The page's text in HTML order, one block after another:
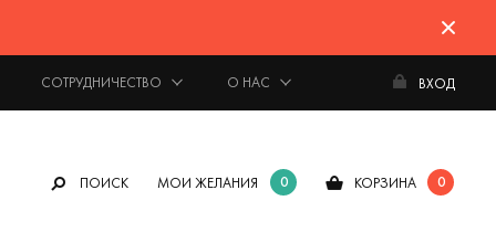
СОТРУДНИЧЕСТВО О НАС ВХОД
ПОИСК МОИ ЖЕЛАНИЯ 0 КОРЗИНА 0